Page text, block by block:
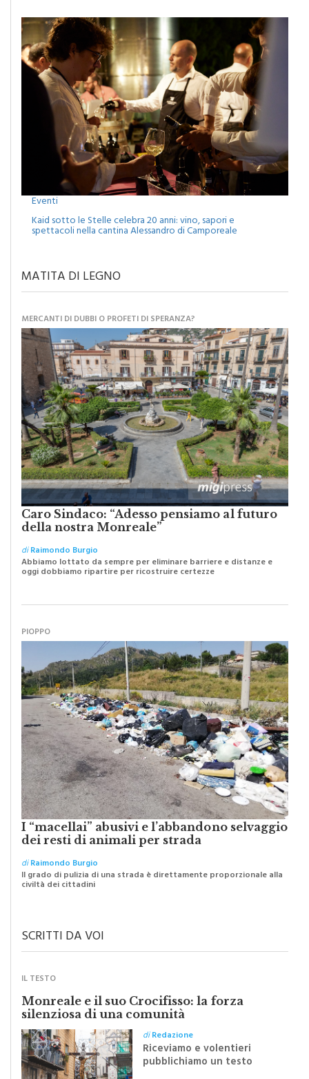
Eventi
Kaid sotto le Stelle celebra 20 anni: vino, sapori e
MATITA DI LEGNO
MERCANTI DI DUBBI O PROFETI DI SPERANZA?
Caro Sindaco: “Adesso pensiamo al futuro
della nostra Monreale”
diRaimondo Burgio
I “macellai” abusivi e l’abbandono selvaggio
dei resti di animali per strada
diRaimondo Burgio
SCRITTI DA VOI
IL TESTO
Monreale e il suo Crocifisso: la forza
silenziosa di una comunità
diRedazione
Riceviamo e volentieri